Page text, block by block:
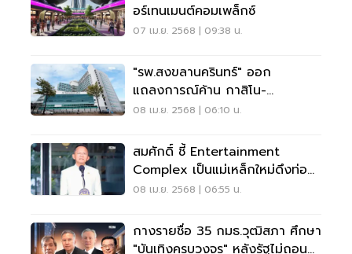
อร์เทนเมนต์คอมเพล็กซ์
07 เม.ย. 2568 | 09:38 น.
"รพ.สงขลานครินทร์" ออก
แถลงการณ์ค้าน กาสิโน-
Entertainment Complex
08 เม.ย. 2568 | 06:10 น.
สมศักดิ์ ชี้ Entertainment
Complex เป็นแม่เหล็กใหม่ดึงท่อง
เที่ยว
08 เม.ย. 2568 | 06:55 น.
กางรายชื่อ 35 กมธ.วุฒิสภา ศึกษา
"บันเทิงครบวงจร" หลังรัฐไม่ถอน